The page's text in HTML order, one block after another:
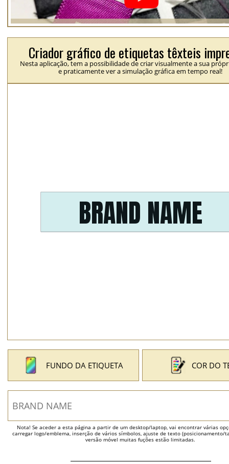
Criador gráfico de etiquetas têxteis
Nesta aplicação, tem a possibilidade de criar visualmente a sua
e praticamente ver a simulação gráfica em tempo real!
FUNDO DA ETIQUETA COR DO
Nota! Se aceder a esta página a partir de um desktop/laptop, vai encontrar várias
carregar logo/emblema, inserção de vários símbolos, ajuste de texto (posicionamento/
versão móvel muitas fuções estão limitadas.